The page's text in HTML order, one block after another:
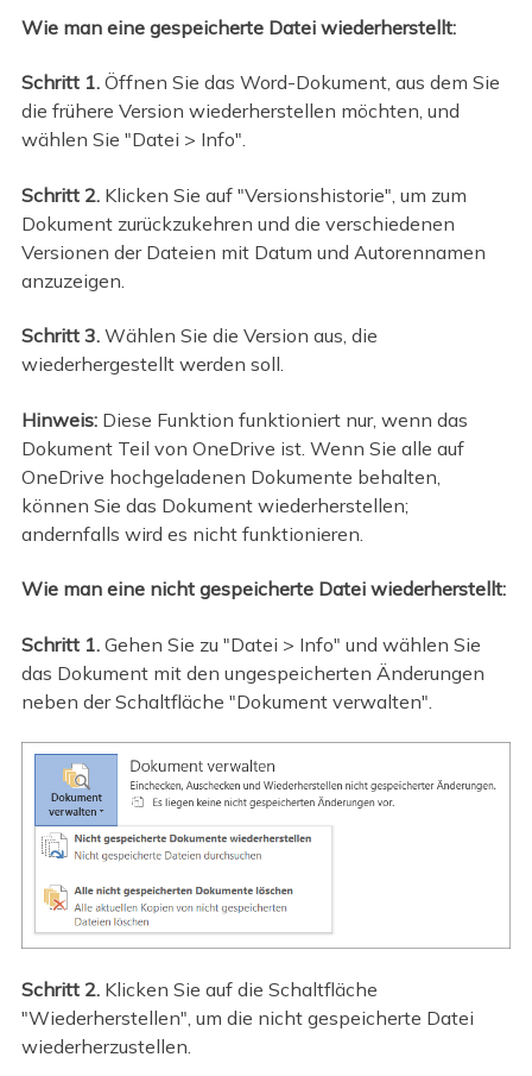
Wie man eine gespeicherte Datei wiederherstellt:
Schritt 1. Öffnen Sie das Word-Dokument, aus dem Sie
die frühere Version wiederherstellen möchten, und
wählen Sie "Datei > Info".
Schritt 2. Klicken Sie auf "Versionshistorie", um zum
Dokument zurückzukehren und die verschiedenen
Versionen der Dateien mit Datum und Autorennamen
anzuzeigen.
Schritt 3. Wählen Sie die Version aus, die
wiederhergestellt werden soll.
Hinweis: Diese Funktion funktioniert nur, wenn das
Dokument Teil von OneDrive ist. Wenn Sie alle auf
OneDrive hochgeladenen Dokumente behalten,
können Sie das Dokument wiederherstellen;
andernfalls wird es nicht funktionieren.
Wie man eine nicht gespeicherte Datei wiederherstellt:
Schritt 1. Gehen Sie zu "Datei > Info" und wählen Sie
das Dokument mit den ungespeicherten Änderungen
neben der Schaltfläche "Dokument verwalten".
Schritt 2. Klicken Sie auf die Schaltfläche
"Wiederherstellen", um die nicht gespeicherte Datei
wiederherzustellen.